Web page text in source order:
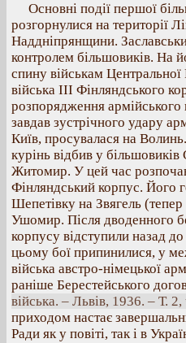
Основні події першої
розгорнулися на території
Наддніпрянщини.
контролем більшовиків. На
спину військам
війська III Фінляндського
розпорядження армійського
завдав зустрічного удару
Київ, просувалася на
курінь відбив у
Житомир. У цей час
Фінляндський корпус. Його
Шепетівку на Звягель
Ушомир. Після дводенного
корпусу відступили назад
цьому бої припинилися, у
війська австро-німецької
раніше Берестейського
війська. – Львів, 1936. – Т.
приходом настає
Ради як у повіті, так і в